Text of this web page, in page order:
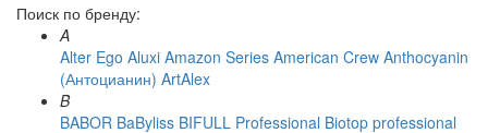
Поиск по бренду:
A
Alter Ego Aluxi Amazon Series American Crew Anthocyanin
(Антоцианин) ArtAlex
B
BABOR BaByliss BIFULL Professional Biotop professional